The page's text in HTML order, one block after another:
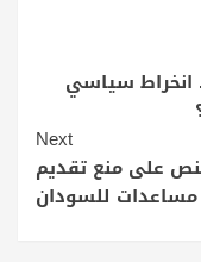
انخراط سياسي
Next
على منع تقديم
للسودان